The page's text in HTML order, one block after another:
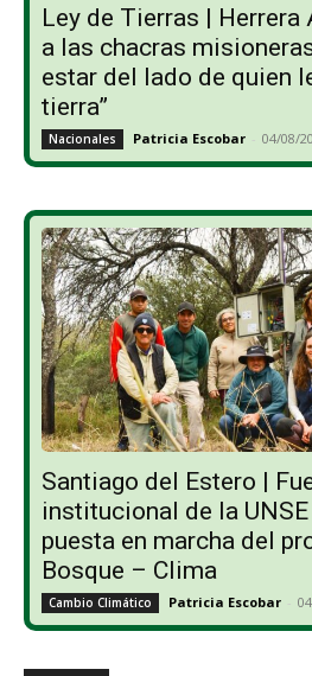
Ley de Tierras | Herrera
a las chacras
estar del lado de quien
tierra”
Nacionales Patricia Escobar - 04/08/
Santiago del Estero |
institucional de la UNSE
puesta en marcha del
Bosque – Clima
Cambio Climático Patricia Escobar -